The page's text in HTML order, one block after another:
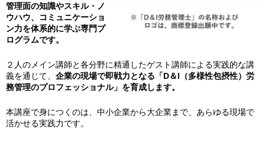
管理面の知識やスキル・ノ
ウハウ、コミュニケーショ
ン力を体系的に学ぶ専門プ
ログラムです。
２人のメイン講師と各分野に精通したゲスト講師による実践的な講
義を通じて、 企業の現場で即戦力となる「D＆I（多様性包摂性）労
務管理のプロフェッショナル」を育成します。
本講座で身につくのは、中小企業から大企業まで、あらゆる現場で
活かせる実践力です。